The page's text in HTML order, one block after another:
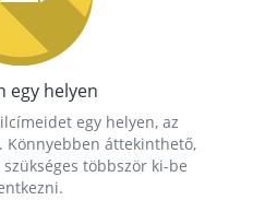
egy helyen
egy helyen, az
Könnyebben áttekinthető,
többször ki-be